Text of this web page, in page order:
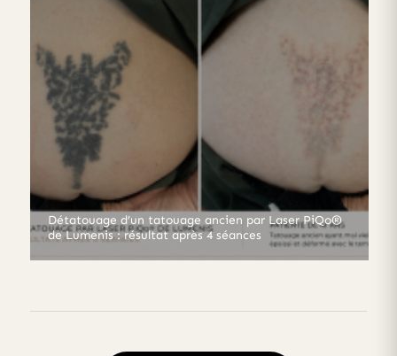
Détatouage d’un tatouage ancien par Laser PiQo®
de Lumenis : résultat après 4 séances